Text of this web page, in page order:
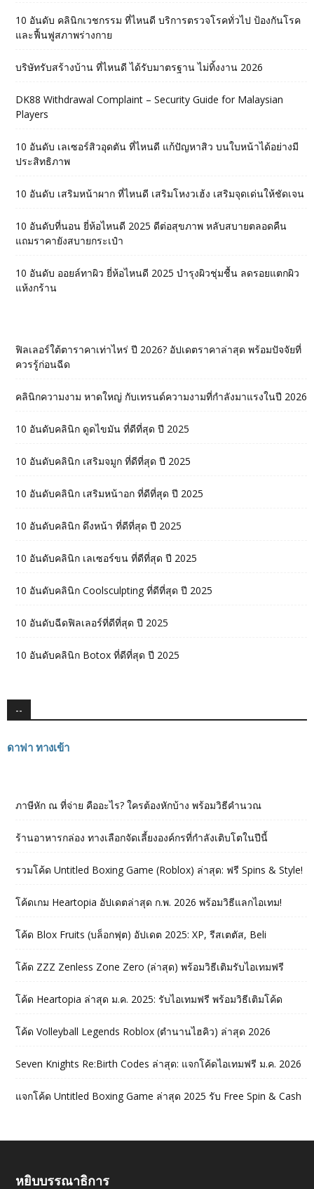
10 อันดับ คลินิกเวชกรรม ที่ไหนดี บริการตรวจโรคทั่วไป ป้องกันโรค
และฟื้นฟูสภาพร่างกาย
บริษัทรับสร้างบ้าน ที่ไหนดี ได้รับมาตรฐาน ไม่ทิ้งงาน 2026
DK88 Withdrawal Complaint – Security Guide for Malaysian
Players
10 อันดับ เลเซอร์สิวอุดตัน ที่ไหนดี แก้ปัญหาสิว บนใบหน้าได้อย่างมี
ประสิทธิภาพ
10 อันดับ เสริมหน้าผาก ที่ไหนดี เสริมโหงวเฮ้ง เสริมจุดเด่นให้ชัดเจน
10 อันดับที่นอน ยี่ห้อไหนดี 2025 ดีต่อสุขภาพ หลับสบายตลอดคืน
แถมราคายังสบายกระเป๋า
10 อันดับ ออยล์ทาผิว ยี่ห้อไหนดี 2025 บำรุงผิวชุ่มชื้น ลดรอยแตกผิว
แห้งกร้าน
ฟิลเลอร์ใต้ตาราคาเท่าไหร่ ปี 2026? อัปเดตราคาล่าสุด พร้อมปัจจัยที่
ควรรู้ก่อนฉีด
คลินิกความงาม หาดใหญ่ กับเทรนด์ความงามที่กำลังมาแรงในปี 2026
10 อันดับคลินิก ดูดไขมัน ที่ดีที่สุด ปี 2025
10 อันดับคลินิก เสริมจมูก ที่ดีที่สุด ปี 2025
10 อันดับคลินิก เสริมหน้าอก ที่ดีที่สุด ปี 2025
10 อันดับคลินิก ดึงหน้า ที่ดีที่สุด ปี 2025
10 อันดับคลินิก เลเซอร์ขน ที่ดีที่สุด ปี 2025
10 อันดับคลินิก Coolsculpting ที่ดีที่สุด ปี 2025
10 อันดับฉีดฟิลเลอร์ที่ดีที่สุด ปี 2025
10 อันดับคลินิก Botox ที่ดีที่สุด ปี 2025
--
ดาฟา ทางเข้า
ภาษีหัก ณ ที่จ่าย คืออะไร? ใครต้องหักบ้าง พร้อมวิธีคำนวณ
ร้านอาหารกล่อง ทางเลือกจัดเลี้ยงองค์กรที่กำลังเติบโตในปีนี้
รวมโค้ด Untitled Boxing Game (Roblox) ล่าสุด: ฟรี Spins & Style!
โค้ดเกม Heartopia อัปเดตล่าสุด ก.พ. 2026 พร้อมวิธีแลกไอเทม!
โค้ด Blox Fruits (บล็อกฟุต) อัปเดต 2025: XP, รีสเตตัส, Beli
โค้ด ZZZ Zenless Zone Zero (ล่าสุด) พร้อมวิธีเติมรับไอเทมฟรี
โค้ด Heartopia ล่าสุด ม.ค. 2025: รับไอเทมฟรี พร้อมวิธีเติมโค้ด
โค้ด Volleyball Legends Roblox (ตำนานไฮคิว) ล่าสุด 2026
Seven Knights Re:Birth Codes ล่าสุด: แจกโค้ดไอเทมฟรี ม.ค. 2026
แจกโค้ด Untitled Boxing Game ล่าสุด 2025 รับ Free Spin & Cash
หยิบบรรณาธิการ